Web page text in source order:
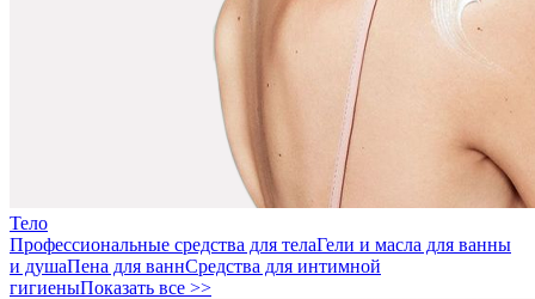
Тело
Профессиональные средства для телаГели и масла для ванны
и душаПена для ваннСредства для интимной
гигиеныПоказать все >>